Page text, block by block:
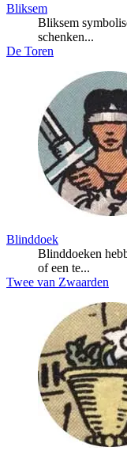
Bliksem
Bliksem
schenken...
De Toren
Blinddoek
Blinddoeken
of een te...
Twee van Zwaarden